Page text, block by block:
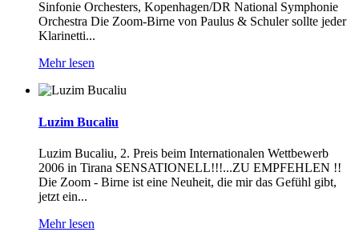
Sinfonie Orchesters, Kopenhagen/DR National Symphonie
Orchestra Die Zoom-Birne von Paulus & Schuler sollte jeder
Klarinetti...
Mehr lesen
Luzim Bucaliu
Luzim Bucaliu, 2. Preis beim Internationalen Wettbewerb
2006 in Tirana SENSATIONELL!!!...ZU EMPFEHLEN !!
Die Zoom - Birne ist eine Neuheit, die mir das Gefühl gibt,
jetzt ein...
Mehr lesen